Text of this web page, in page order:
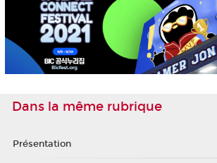
Dans la même rubrique
Présentation